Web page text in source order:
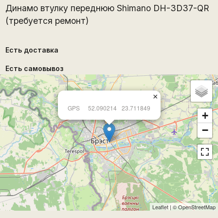
Динамо втулку переднюю Shimano DH-3D37-QR
(требуется ремонт)
Есть доставка
Есть самовывоз
GPS 52.090214 23.711849
×
+
−
Leaflet | ©OpenStreetMap